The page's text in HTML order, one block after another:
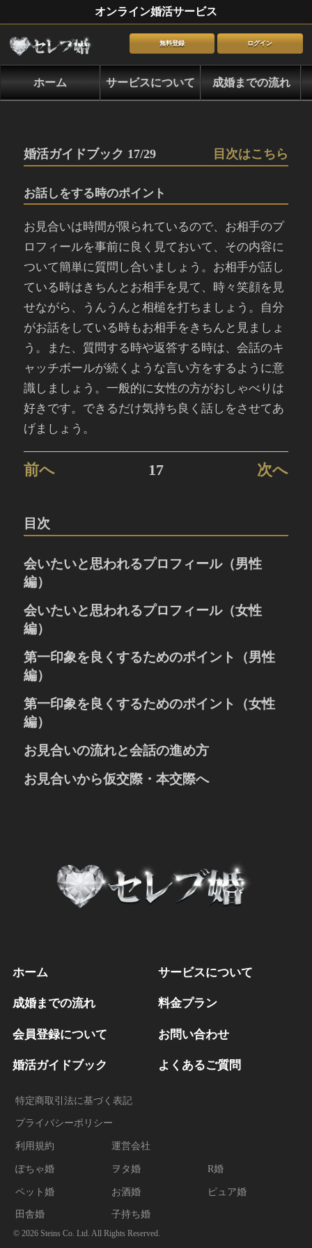
オンライン婚活サービス
無料登録 ログイン
ホーム サービスについて 成婚までの流れ
婚活ガイドブック 17/29 目次はこちら
目次
会いたいと思われるプロフィール（男性
編）
婚活におけるプロフィールとは
お写真のポイント
趣味や休日の過ごし方
お相手への希望
会いたいと思われるプロフィール（女性
編）
婚活におけるプロフィールとは
お写真のポイント
趣味や休日の過ごし方
お相手への希望
第一印象を良くするためのポイント（男性
編）
「清潔感」と「誠実さ」が大切
お見合いでの表情と声のポイント
服装、髪型、爪、髭のポイント
第一印象を良くするためのポイント（女性
編）
表情、声、姿勢のポイント
服装のポイント
お見合いの流れと会話の進め方
お見合い成立後の準備
お見合いから仮交際・本交際へ
お話しをする時のポイント
お見合いは時間が限られているので、お相手のプ
ロフィールを事前に良く見ておいて、その内容に
ついて簡単に質問し合いましょう。お相手が話し
ている時はきちんとお相手を見て、時々笑顔を見
せながら、うんうんと相槌を打ちましょう。自分
がお話をしている時もお相手をきちんと見ましょ
う。また、質問する時や返答する時は、会話のキ
ャッチボールが続くような言い方をするように意
識しましょう。一般的に女性の方がおしゃべりは
好きです。できるだけ気持ち良く話しをさせてあ
げましょう。
前へ 17 次へ
ホーム サービスについて
成婚までの流れ 料金プラン
会員登録について お問い合わせ
婚活ガイドブック よくあるご質問
特定商取引法に基づく表記
プライバシーポリシー
利用規約 運営会社
ぽちゃ婚 ヲタ婚 R婚
ペット婚 お酒婚 ピュア婚
田舎婚 子持ち婚
© 2026 Steins Co. Ltd. All Rights Reserved.